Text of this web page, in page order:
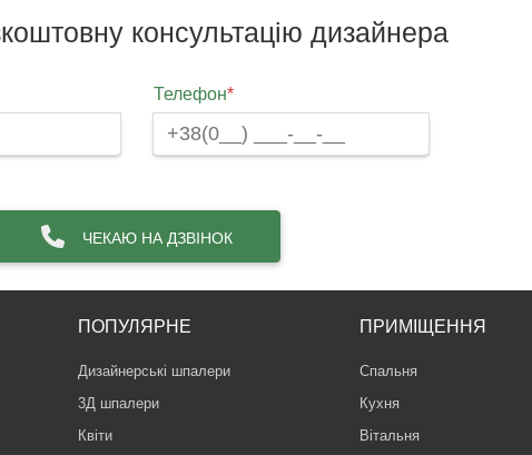
консультацію дизайнера
Телефон*
ЧЕКАЮ НА ДЗВІНОК
ПОПУЛЯРНЕ
Дизайнерські шпалери
3Д шпалери
Квіти
ПРИМІЩЕННЯ
Спальня
Кухня
Вітальня